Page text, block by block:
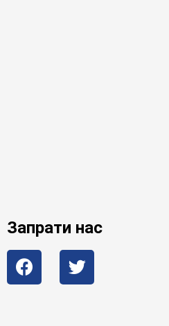
Запрати нас